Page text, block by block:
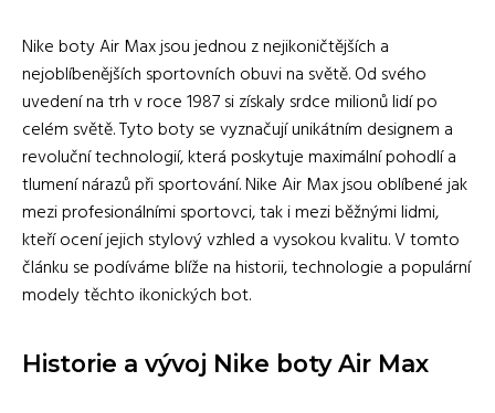
Nike boty Air Max jsou jednou z nejikoničtějších a
nejoblíbenějších sportovních obuvi na světě. Od svého
uvedení na trh v roce 1987 si získaly srdce milionů lidí po
celém světě. Tyto boty se vyznačují unikátním designem a
revoluční technologií, která poskytuje maximální pohodlí a
tlumení nárazů při sportování. Nike Air Max jsou oblíbené jak
mezi profesionálními sportovci, tak i mezi běžnými lidmi,
kteří ocení jejich stylový vzhled a vysokou kvalitu. V tomto
článku se podíváme blíže na historii, technologie a populární
modely těchto ikonických bot.
Historie a vývoj Nike boty Air Max